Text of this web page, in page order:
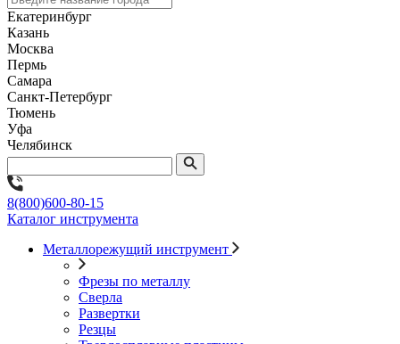
Екатеринбург
Казань
Москва
Пермь
Самара
Санкт-Петербург
Тюмень
Уфа
Челябинск
8(800)600-80-15
Каталог инструмента
Металлорежущий инструмент
Фрезы по металлу
Сверла
Развертки
Резцы